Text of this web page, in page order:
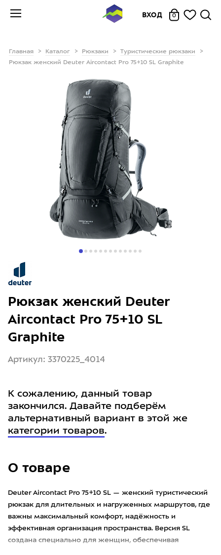
ВХОД 0
Главная Каталог Рюкзаки
Туристические рюкзаки
Рюкзак женский Deuter Aircontact Pro 75+10 SL Graphite
О товаре
Deuter Aircontact Pro 75+10 SL — женский туристический
рюкзак для длительных и нагруженных маршрутов, где
важны максимальный комфорт, надёжность и
эффективная организация пространства. Версия SL
создана специально для женщин, обеспечивая
Рюкзак женский Deuter
Aircontact Pro 75+10 SL
Graphite
Артикул: 3370225_4014
К сожалению, данный товар
закончился. Давайте подберём
альтернативный вариант в этой же
категории товаров.